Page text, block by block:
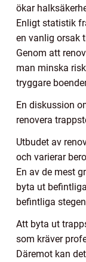
ökar
Enligt statistik
en vanlig orsak
Genom att
man minska
tryggare
En diskussion
renovera
Utbudet av
och varierar
En av de mest
byta ut
befintliga
Att byta ut
som kräver
Däremot kan